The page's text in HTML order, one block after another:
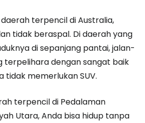
terpencil di Australia,
tidak beraspal. Di daerah yang
di sepanjang pantai, jalan-
terpelihara dengan sangat baik
tidak memerlukan SUV.
terpencil di Pedalaman
Utara, Anda bisa hidup tanpa